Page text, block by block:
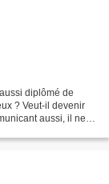
diplômé de
? Veut-il devenir
aussi, il ne